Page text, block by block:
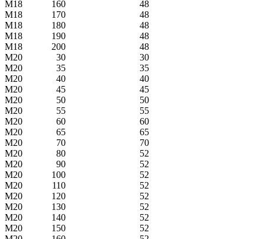
M18
160
48
M18
170
48
M18
180
48
M18
190
48
M18
200
48
M20
30
30
M20
35
35
M20
40
40
M20
45
45
M20
50
50
M20
55
55
M20
60
60
M20
65
65
M20
70
70
M20
80
52
M20
90
52
M20
100
52
M20
110
52
M20
120
52
M20
130
52
M20
140
52
M20
150
52